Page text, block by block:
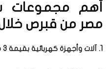
أهم مجموعات
مصر من قبرص خلال
1. آلات وأجهزة كهربائية بقيمة 3 ملايين دولار.